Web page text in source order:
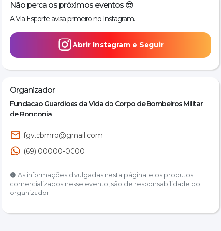
Não perca os próximos eventos 😎
A Via Esporte avisa primeiro no Instagram.
Abrir Instagram e Seguir
Organizador
Fundacao Guardioes da Vida do Corpo de Bombeiros Militar
de Rondonia
fgv.cbmro@gmail.com
(69) 00000-0000
As informações divulgadas nesta página, e os produtos
comercializados nesse evento, são de responsabilidade do
organizador.